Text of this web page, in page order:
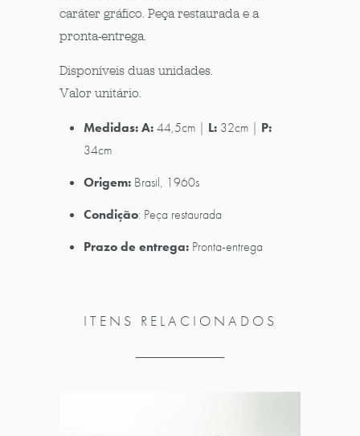
caráter gráfico. Peça restaurada e a
pronta-entrega.
Disponíveis duas unidades.
Valor unitário.
Medidas:A:44,5cm | L: 32cm | P:
34cm
Origem: Brasil, 1960s
Condição: Peça restaurada
Prazo de entrega: Pronta-entrega
ITENS RELACIONADOS